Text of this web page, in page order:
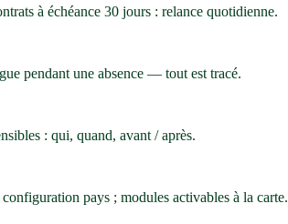
à échéance 30 jours : relance quotidienne.
pendant une absence — tout est tracé.
: qui, quand, avant / après.
pays ; modules activables à la carte.